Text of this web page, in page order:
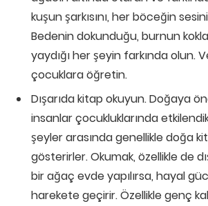
kuşun şarkısını, her böceğin
Bedenin dokunduğu, burnun
yaydığı her şeyin farkında olun.
çocuklara öğretin.
Dışarıda kitap okuyun. Doğaya
insanlar çocukluklarında
şeyler arasında genellikle doğa
gösterirler. Okumak, özellikle de
bir ağaç evde yapılırsa, hayal
harekete geçirir. Özellikle genç